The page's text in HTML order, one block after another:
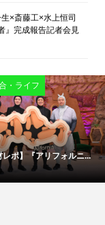
×斎藤工×水上恒司
』完成報告記者会見
今田美桜が“禁断のバデ...